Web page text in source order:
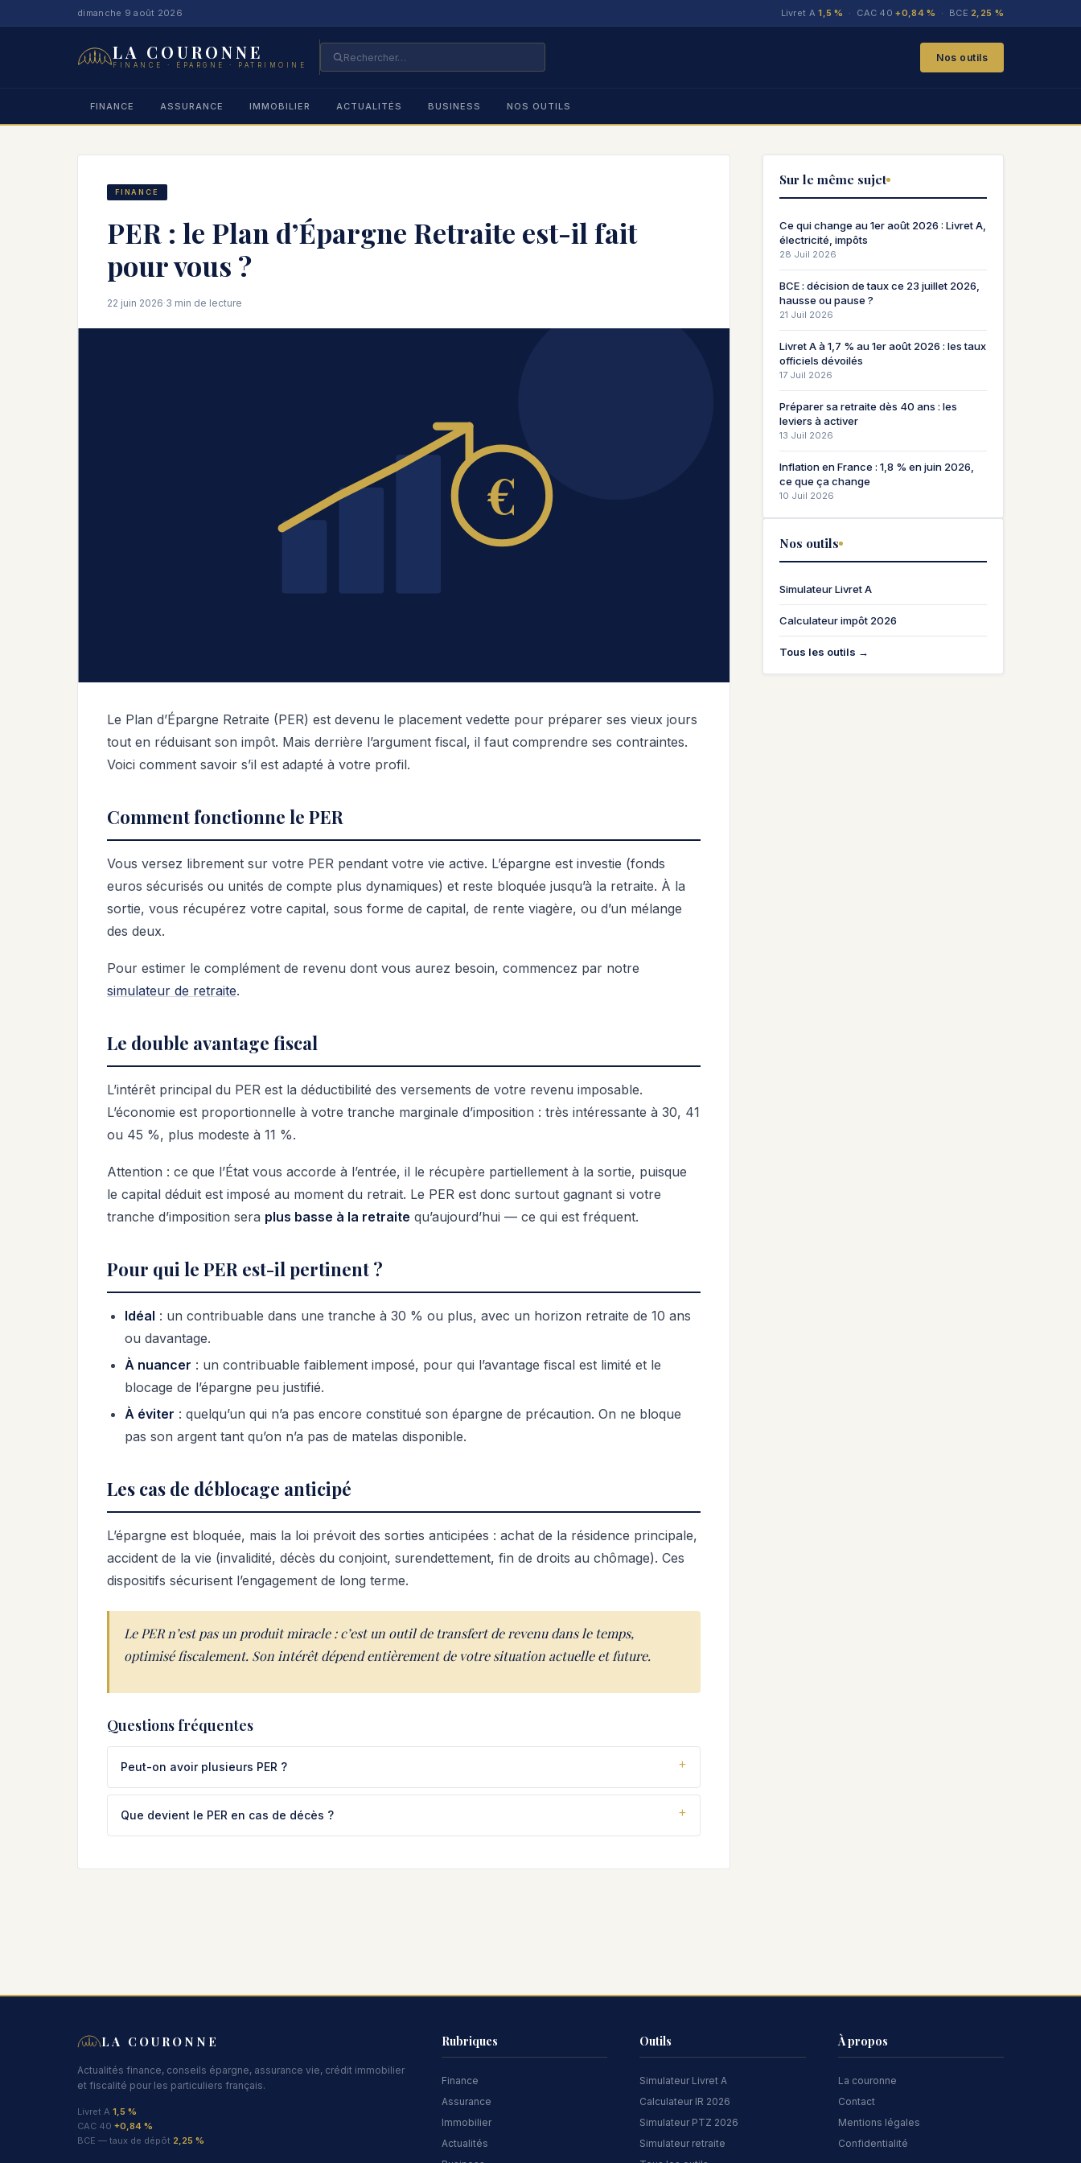
dimanche 9 août 2026 Livret A1,5 % · CAC 40+0,84 % · BCE 2,25 %
LA COURONNE
FINANCE · ÉPARGNE · PATRIMOINE
Nos outils
FINANCE ASSURANCE IMMOBILIER ACTUALITÉS BUSINESS NOS OUTILS
FINANCE
PER : le Plan d’Épargne Retraite est-il fait
pour vous ?
22 juin 2026·3 min de lecture
Le Plan d’Épargne Retraite (PER) est devenu le placement vedette pour préparer ses vieux jours
tout en réduisant son impôt. Mais derrière l’argument fiscal, il faut comprendre ses contraintes.
Voici comment savoir s’il est adapté à votre profil.
Comment fonctionne le PER
Vous versez librement sur votre PER pendant votre vie active. L’épargne est investie (fonds
euros sécurisés ou unités de compte plus dynamiques) et reste bloquée jusqu’à la retraite. À la
sortie, vous récupérez votre capital, sous forme de capital, de rente viagère, ou d’un mélange
des deux.
Pour estimer le complément de revenu dont vous aurez besoin, commencez par notre
simulateur de retraite.
Le double avantage fiscal
L’intérêt principal du PER est la déductibilité des versements de votre revenu imposable.
L’économie est proportionnelle à votre tranche marginale d’imposition : très intéressante à 30, 41
ou 45 %, plus modeste à 11 %.
Attention : ce que l’État vous accorde à l’entrée, il le récupère partiellement à la sortie, puisque
le capital déduit est imposé au moment du retrait. Le PER est donc surtout gagnant si votre
tranche d’imposition sera plus basse à la retraite qu’aujourd’hui — ce qui est fréquent.
Pour qui le PER est-il pertinent ?
Idéal : un contribuable dans une tranche à 30 % ou plus, avec un horizon retraite de 10 ans
ou davantage.
À nuancer : un contribuable faiblement imposé, pour qui l’avantage fiscal est limité et le
blocage de l’épargne peu justifié.
À éviter : quelqu’un qui n’a pas encore constitué son épargne de précaution. On ne bloque
pas son argent tant qu’on n’a pas de matelas disponible.
Les cas de déblocage anticipé
L’épargne est bloquée, mais la loi prévoit des sorties anticipées : achat de la résidence principale,
accident de la vie (invalidité, décès du conjoint, surendettement, fin de droits au chômage). Ces
dispositifs sécurisent l’engagement de long terme.
Le PER n’est pas un produit miracle : c’est un outil de transfert de revenu dans le temps,
optimisé fiscalement. Son intérêt dépend entièrement de votre situation actuelle et future.
Questions fréquentes
Peut-on avoir plusieurs PER ?
Que devient le PER en cas de décès ?
Sur le même sujet
Ce qui change au 1er août 2026 : Livret A,
électricité, impôts
28 Juil 2026
BCE : décision de taux ce 23 juillet 2026,
hausse ou pause ?
21 Juil 2026
Livret A à 1,7 % au 1er août 2026 : les taux
officiels dévoilés
17 Juil 2026
Préparer sa retraite dès 40 ans : les
leviers à activer
13 Juil 2026
Inflation en France : 1,8 % en juin 2026,
ce que ça change
10 Juil 2026
Nos outils
Simulateur Livret A
Calculateur impôt 2026
Tous les outils →
LA COURONNE
Actualités finance, conseils épargne, assurance vie, crédit immobilier
et fiscalité pour les particuliers français.
Livret A 1,5 %
CAC 40 +0,84 %
BCE — taux de dépôt 2,25 %
Rubriques
Finance
Assurance
Immobilier
Actualités
Outils
Simulateur Livret A
Calculateur IR 2026
Simulateur PTZ 2026
Simulateur retraite
À propos
La couronne
Contact
Mentions légales
Confidentialité